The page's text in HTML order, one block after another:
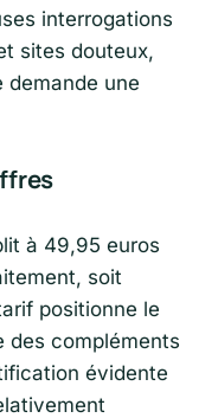
interrogations
sites douteux,
demande une
à 49,95 euros
soit
positionne le
des compléments
évidente